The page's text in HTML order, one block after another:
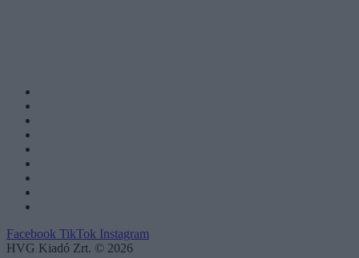
Facebook TikTok Instagram
HVG Kiadó Zrt. © 2026